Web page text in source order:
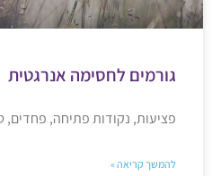
גורמים לחסימה אנרגטית
פציעות, נקודות פתיחה, פחדים,
להמשך קריאה »